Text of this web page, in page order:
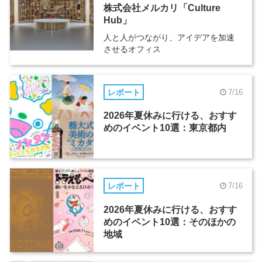
株式会社メルカリ「Culture
Hub」
人と人がつながり、アイデアを加速
させるオフィス
レポート 7/16
2026年夏休みに行ける、おすす
めのイベント10選：東京都内
レポート 7/16
2026年夏休みに行ける、おすす
めのイベント10選：そのほかの
地域